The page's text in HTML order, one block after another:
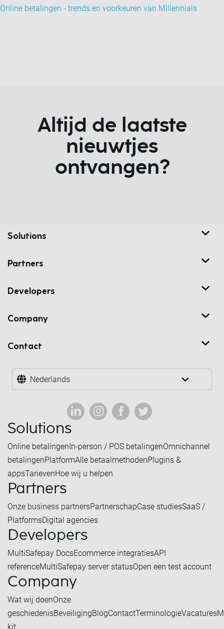
Online betalingen - trends en voorkeuren van Millennials
Altijd de laatste
nieuwtjes
ontvangen?
Solutions
Partners
Developers
Company
Contact
Nederlands
Solutions
Online betalingenIn-person / POS betalingenOmnichannel
betalingenPlatformAlle betaalmethodenPlugins &
appsTarievenHoe wij u helpen
Partners
Onze business partnersPartnerschapCase studiesSaaS /
PlatformsDigital agencies
Developers
MultiSafepay DocsEcommerce integratiesAPI
referenceMultiSafepay server statusOpen een test account
Company
Wat wij doenOnze
geschiedenisBeveiligingBlogContactTerminologieVacatures
kit